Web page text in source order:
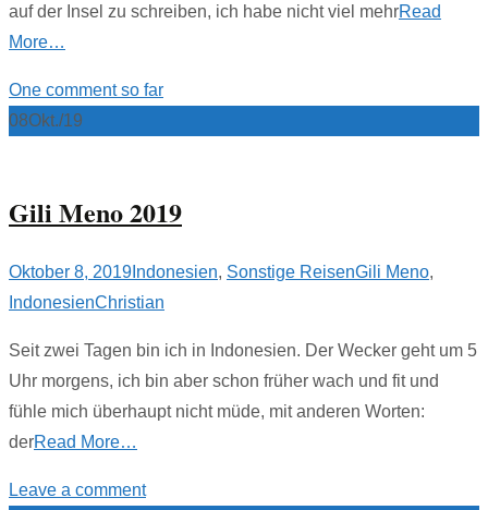
auf der Insel zu schreiben, ich habe nicht viel mehrRead
More…
One comment so far
08Okt./19
Gili Meno 2019
Oktober 8, 2019 Indonesien, Sonstige ReisenGili Meno,
IndonesienChristian
Seit zwei Tagen bin ich in Indonesien. Der Wecker geht um 5
Uhr morgens, ich bin aber schon früher wach und fit und
fühle mich überhaupt nicht müde, mit anderen Worten:
derRead More…
Leave a comment